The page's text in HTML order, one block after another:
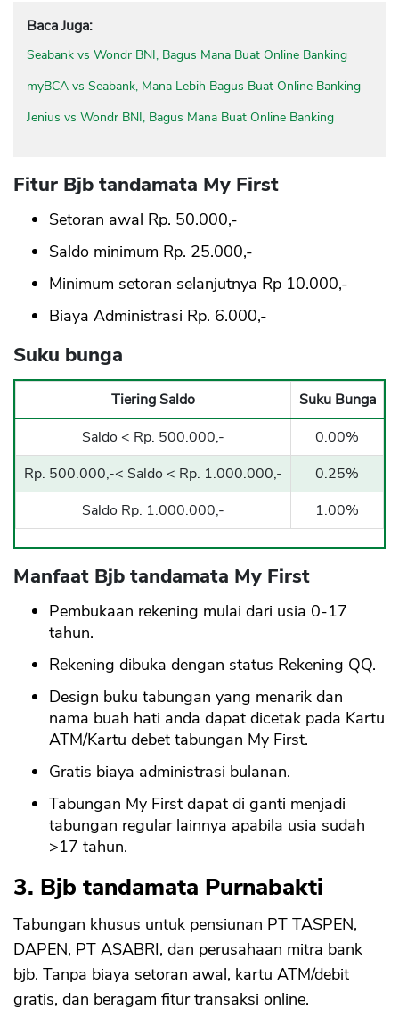
Baca Juga:
Seabank vs Wondr BNI, Bagus Mana Buat Online Banking
myBCA vs Seabank, Mana Lebih Bagus Buat Online Banking
Jenius vs Wondr BNI, Bagus Mana Buat Online Banking
Fitur Bjb tandamata My First
Setoran awal Rp. 50.000,-
Saldo minimum Rp. 25.000,-
Minimum setoran selanjutnya Rp 10.000,-
Biaya Administrasi Rp. 6.000,-
Suku bunga
Tiering Saldo
Suku Bunga
Saldo < Rp. 500.000,-
0.00%
Rp. 500.000,-< Saldo < Rp. 1.000.000,-
0.25%
Saldo Rp. 1.000.000,-
1.00%
Manfaat Bjb tandamata My First
Pembukaan rekening mulai dari usia 0-17
tahun.
Rekening dibuka dengan status Rekening QQ.
Design buku tabungan yang menarik dan
nama buah hati anda dapat dicetak pada Kartu
ATM/Kartu debet tabungan My First.
Gratis biaya administrasi bulanan.
Tabungan My First dapat di ganti menjadi
tabungan regular lainnya apabila usia sudah
>17 tahun.
3. Bjb tandamata Purnabakti
Tabungan khusus untuk pensiunan PT TASPEN,
DAPEN, PT ASABRI, dan perusahaan mitra bank
bjb. Tanpa biaya setoran awal, kartu ATM/debit
gratis, dan beragam fitur transaksi online.